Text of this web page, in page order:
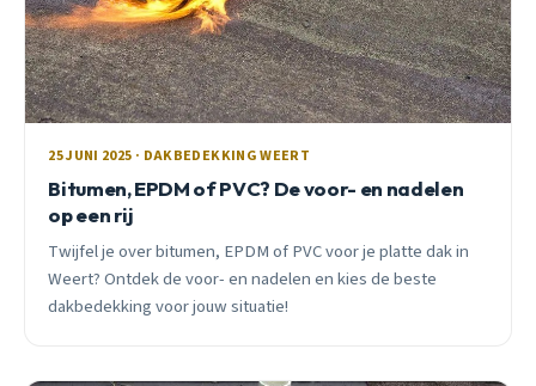
25 JUNI 2025 · DAKBEDEKKING WEERT
Bitumen, EPDM of PVC? De voor- en nadelen
op een rij
Twijfel je over bitumen, EPDM of PVC voor je platte dak in
Weert? Ontdek de voor- en nadelen en kies de beste
dakbedekking voor jouw situatie!